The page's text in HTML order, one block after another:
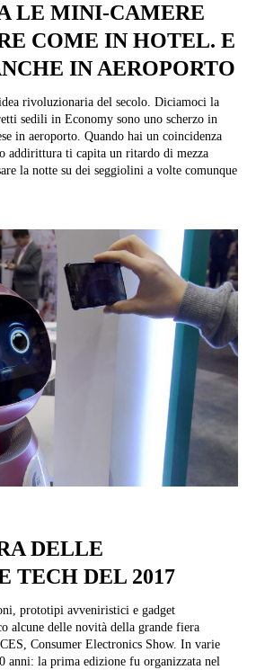
LE MINI-CAMERE
COME IN HOTEL. E
IN AEROPORTO
rivoluzionaria del secolo. Diciamoci la
sedili in Economy sono uno scherzo in
in aeroporto. Quando hai un coincidenza
addirittura ti capita un ritardo di mezza
la notte su dei seggiolini a volte comunque
DELLE
TECH DEL 2017
prototipi avveniristici e gadget
alcune delle novità della grande fiera
Consumer Electronics Show. In varie
anni: la prima edizione fu organizzata nel